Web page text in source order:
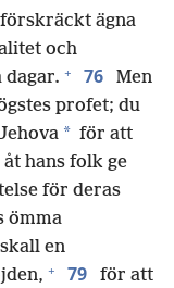
ägna
och
+ 76
Men
profet; du
* för att
hans folk ge
för deras
ömma
en
+ 79
för att